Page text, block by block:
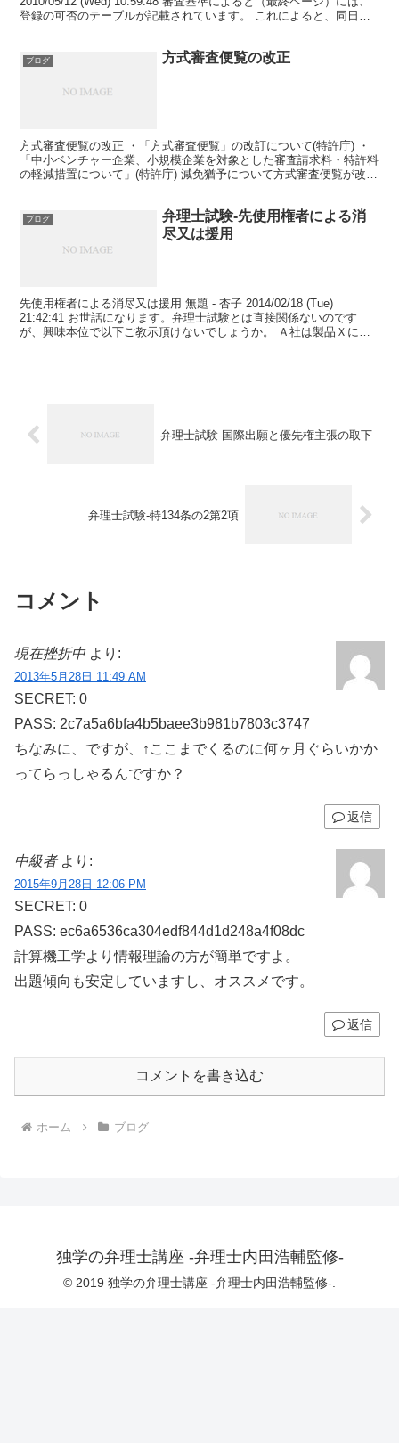
登録の可否のテーブルが記載されています。 これによると、同日出
ブログ 方式審査便覧の改正
方式審査便覧の改正 ・「方式審査便覧」の改訂について(特許庁) ・
「中小ベンチャー企業、小規模企業を対象とした審査請求料・特許料
の軽減措置について」(特許庁) 減免猶予について方式審査便覧が改訂
ブログ
弁理士試験-先使用権者による消
尽又は援用
先使用権者による消尽又は援用 無題 - 杏子 2014/02/18 (Tue)
21:42:41 お世話になります。弁理士試験とは直接関係ないのです
が、興味本位で以下ご教示頂けないでしょうか。 Ａ社は製品Ｘにつ
弁理士試験-国際出願と優先権主張の取下
弁理士試験-特134条の2第2項
コメント
現在挫折中 より:
2013年5月28日 11:49 AM
SECRET: 0
PASS: 2c7a5a6bfa4b5baee3b981b7803c3747
ちなみに、ですが、↑ここまでくるのに何ヶ月ぐらいかか
ってらっしゃるんですか？
返信
中級者 より:
2015年9月28日 12:06 PM
SECRET: 0
PASS: ec6a6536ca304edf844d1d248a4f08dc
計算機工学より情報理論の方が簡単ですよ。
出題傾向も安定していますし、オススメです。
返信
コメントを書き込む
ホーム ブログ
独学の弁理士講座 -弁理士内田浩輔監修-
© 2019 独学の弁理士講座 -弁理士内田浩輔監修-.